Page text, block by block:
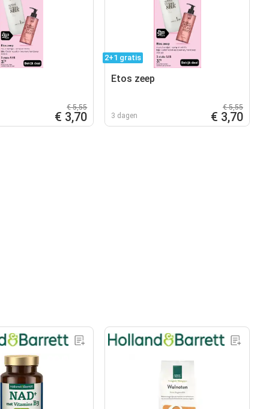
€ 5,55
€ 3,70
2+1 gratis
Etos zeep
3 dagen
€ 5,55
€ 3,70